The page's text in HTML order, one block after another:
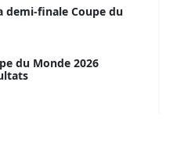
demi-finale Coupe du
du Monde 2026